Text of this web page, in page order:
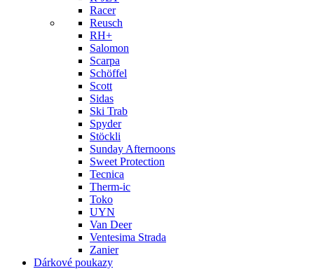
Racer
Reusch
RH+
Salomon
Scarpa
Schöffel
Scott
Sidas
Ski Trab
Spyder
Stöckli
Sunday Afternoons
Sweet Protection
Tecnica
Therm-ic
Toko
UYN
Van Deer
Ventesima Strada
Zanier
Dárkové poukazy